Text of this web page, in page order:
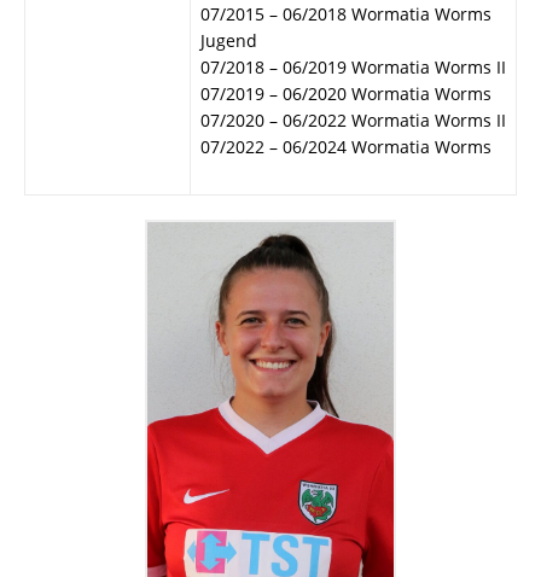
07/2015 – 06/2018 Wormatia Worms
Jugend
07/2018 – 06/2019 Wormatia Worms II
07/2019 – 06/2020 Wormatia Worms
07/2020 – 06/2022 Wormatia Worms II
07/2022 – 06/2024 Wormatia Worms